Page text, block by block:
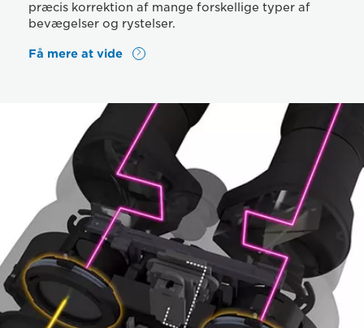
præcis korrektion af mange forskellige typer af
bevægelser og rystelser.
Få mere at vide